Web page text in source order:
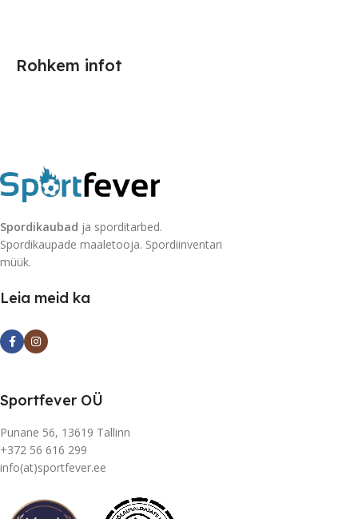
Rohkem infot
Spordikaubad ja sporditarbed.
Spordikaupade maaletooja. Spordiinventari
müük.
Leia meid ka
Sportfever OÜ
Punane 56, 13619 Tallinn
+372 56 616 299
info(at)sportfever.ee